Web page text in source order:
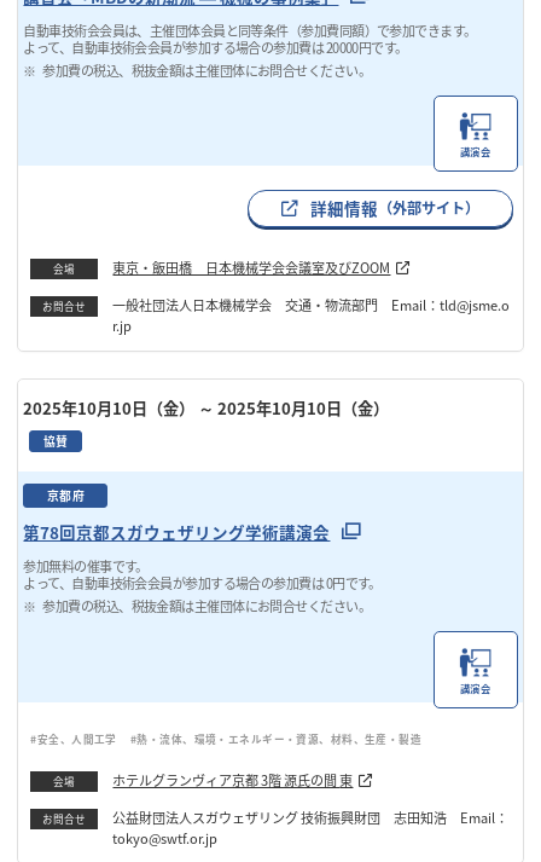
自動車技術会会員は、主催団体会員と同等条件（参加費同額）で参加できます。
よって、自動車技術会会員が参加する場合の参加費は 20000円です。
参加費の税込、税抜金額は主催団体にお問合せください。
講演会
詳細情報 （外部サイト）
会場 東京・飯田橋 日本機械学会会議室及びZOOM
お問合せ
一般社団法人日本機械学会 交通・物流部門 Email：tld@jsme.o
r.jp
2025年10月10日（金） ～ 2025年10月10日（金）
協賛
京都府
第78回京都スガウェザリング学術講演会
参加無料の催事です。
よって、自動車技術会会員が参加する場合の参加費は 0円です。
参加費の税込、税抜金額は主催団体にお問合せください。
講演会
#安全、人間工学 #熱・流体、環境・エネルギー・資源、材料、生産・製造
会場 ホテルグランヴィア京都 3階 源氏の間 東
お問合せ
公益財団法人スガウェザリング 技術振興財団 志田知浩 Email：
tokyo@swtf.or.jp